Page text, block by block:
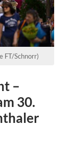
FT/Schnorr)
–
30.